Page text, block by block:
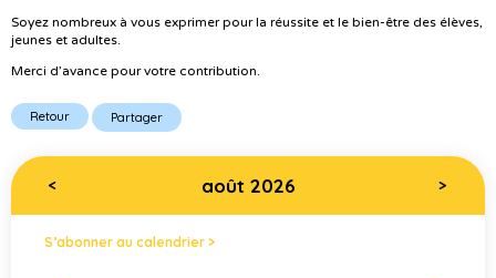
Soyez nombreux à vous exprimer pour la réussite et le bien-être des élèves,
jeunes et adultes.
Merci d’avance pour votre contribution.
Retour Partager
< août 2026 >
S’abonner au calendrier >